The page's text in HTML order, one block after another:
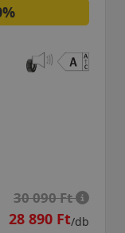
30 090 Ft
28 890 Ft/db